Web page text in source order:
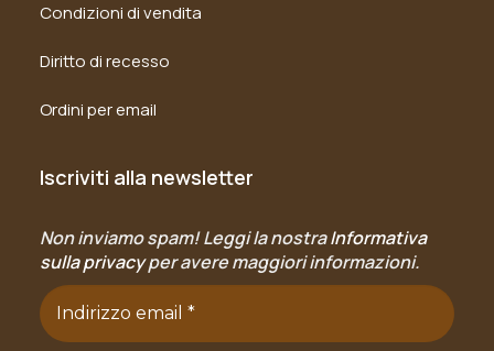
Condizioni di vendita
Diritto di recesso
Ordini per email
Iscriviti alla newsletter
Non inviamo spam! Leggi la nostraInformativa
sulla privacyper avere maggiori informazioni.